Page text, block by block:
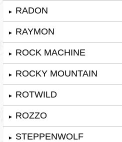
► RADON
► RAYMON
► ROCK MACHINE
► ROCKY MOUNTAIN
► ROTWILD
► ROZZO
► STEPPENWOLF